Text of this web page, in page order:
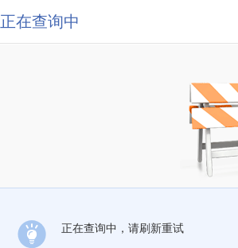
正在查询中
正在查询中，请刷新重试